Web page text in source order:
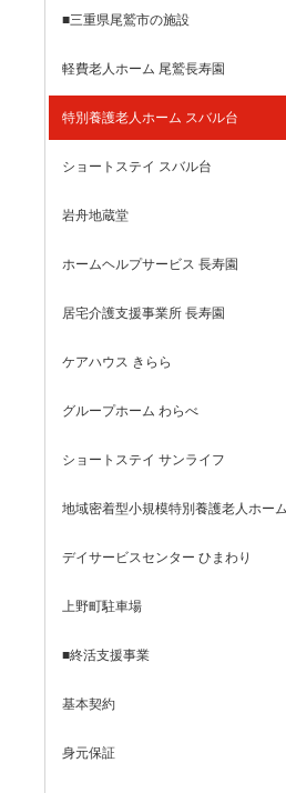
■三重県尾鷲市の施設
軽費老人ホーム 尾鷲長寿園
特別養護老人ホーム スバル台
ショートステイ スバル台
岩舟地蔵堂
ホームヘルプサービス 長寿園
居宅介護支援事業所 長寿園
ケアハウス きらら
グループホーム わらべ
ショートステイ サンライフ
地域密着型小規模特別養護老人ホー
デイサービスセンター ひまわり
上野町駐車場
■終活支援事業
基本契約
身元保証